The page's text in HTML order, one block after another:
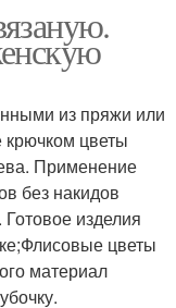
из пряжи или
цветы
Применение
без накидов
изделия
цветы
материал